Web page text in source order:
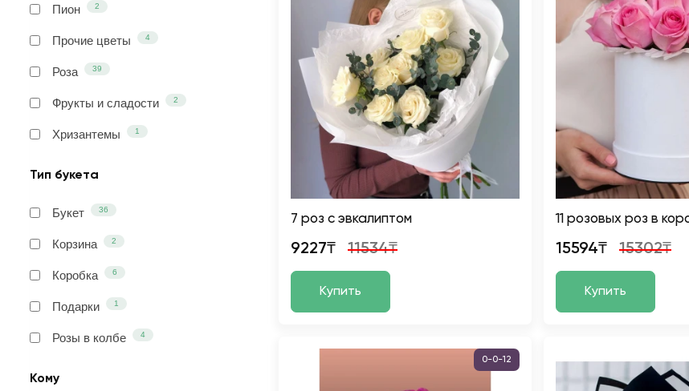
Пион 2
Прочие цветы 4
Роза 39
Фрукты и сладости 2
Хризантемы 1
Тип букета
Букет 36
Корзина 2
Коробка 6
Подарки 1
Розы в колбе 4
Кому
7 роз с эвкалиптом
9227₸ 11534₸
Купить
11 розовых роз в
15594₸ 15302₸
Купить
0-0-12